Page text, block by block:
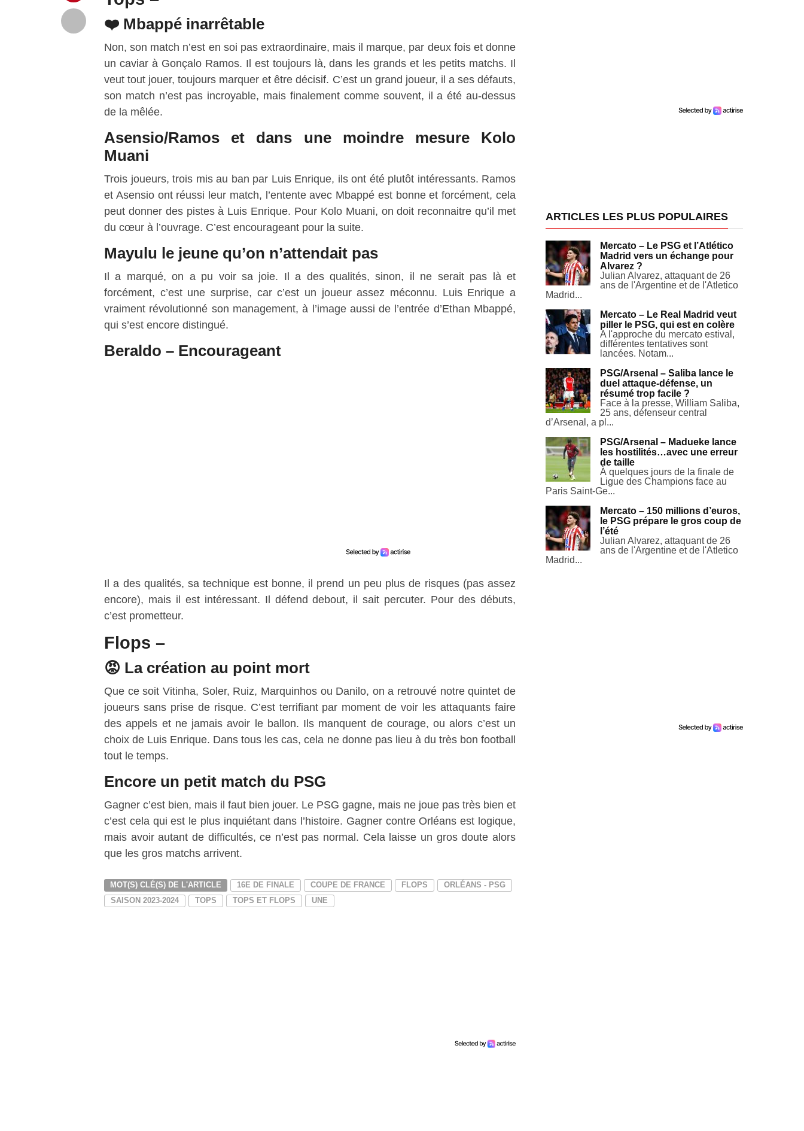
❤️ Mbappé inarrêtable
Non, son match n’est en soi pas extraordinaire, mais il marque, par deux fois et donne
un caviar à Gonçalo Ramos. Il est toujours là, dans les grands et les petits matchs. Il
veut tout jouer, toujours marquer et être décisif. C’est un grand joueur, il a ses défauts,
son match n’est pas incroyable, mais finalement comme souvent, il a été au-dessus
de la mêlée.
Asensio/Ramos et dans une moindre mesure Kolo
Muani
Trois joueurs, trois mis au ban par Luis Enrique, ils ont été plutôt intéressants. Ramos
et Asensio ont réussi leur match, l’entente avec Mbappé est bonne et forcément, cela
peut donner des pistes à Luis Enrique. Pour Kolo Muani, on doit reconnaitre qu’il met
du cœur à l’ouvrage. C’est encourageant pour la suite.
Mayulu le jeune qu’on n’attendait pas
Il a marqué, on a pu voir sa joie. Il a des qualités, sinon, il ne serait pas là et
forcément, c’est une surprise, car c’est un joueur assez méconnu. Luis Enrique a
vraiment révolutionné son management, à l’image aussi de l’entrée d’Ethan Mbappé,
qui s’est encore distingué.
Beraldo – Encourageant
Il a des qualités, sa technique est bonne, il prend un peu plus de risques (pas assez
encore), mais il est intéressant. Il défend debout, il sait percuter. Pour des débuts,
c’est prometteur.
Flops –
😡 La création au point mort
Que ce soit Vitinha, Soler, Ruiz, Marquinhos ou Danilo, on a retrouvé notre quintet de
joueurs sans prise de risque. C’est terrifiant par moment de voir les attaquants faire
des appels et ne jamais avoir le ballon. Ils manquent de courage, ou alors c’est un
choix de Luis Enrique. Dans tous les cas, cela ne donne pas lieu à du très bon football
tout le temps.
Encore un petit match du PSG
Gagner c’est bien, mais il faut bien jouer. Le PSG gagne, mais ne joue pas très bien et
c’est cela qui est le plus inquiétant dans l’histoire. Gagner contre Orléans est logique,
mais avoir autant de difficultés, ce n’est pas normal. Cela laisse un gros doute alors
que les gros matchs arrivent.
MOT(S) CLÉ(S) DE L'ARTICLE 16E DE FINALE COUPE DE FRANCE FLOPS
ORLÉANS - PSG
SAISON 2023-2024
TOPS TOPS ET FLOPS UNE
ARTICLES LES PLUS POPULAIRES
Mercato – Le PSG et l’Atlético
Madrid vers un échange pour
Alvarez ?
Julian Alvarez, attaquant de 26
ans de l'Argentine et de l'Atletico
Madrid...
Mercato – Le Real Madrid veut
piller le PSG, qui est en colère
A l'approche du mercato estival,
différentes tentatives sont
lancées. Notam...
PSG/Arsenal – Saliba lance le
duel attaque-défense, un
résumé trop facile ?
Face à la presse, William Saliba,
25 ans, défenseur central
d’Arsenal, a pl...
PSG/Arsenal – Madueke lance
les hostilités…avec une erreur
de taille
À quelques jours de la finale de
Ligue des Champions face au
Paris Saint-Ge...
Mercato – 150 millions d’euros,
le PSG prépare le gros coup de
l’été
Julian Alvarez, attaquant de 26
ans de l'Argentine et de l'Atletico
Madrid...